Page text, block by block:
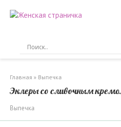
Главная » Выпечка
Эклеры со сливочным
Выпечка